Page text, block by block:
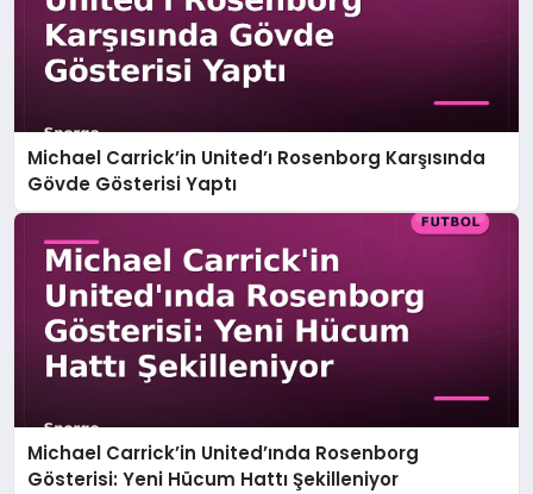
Michael Carrick’in United’ı Rosenborg Karşısında
Gövde Gösterisi Yaptı
Michael Carrick’in United’ında Rosenborg
Gösterisi: Yeni Hücum Hattı Şekilleniyor